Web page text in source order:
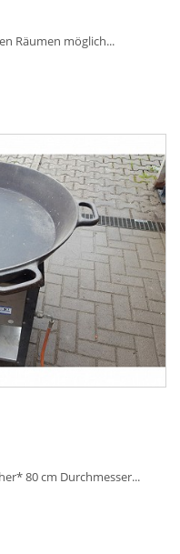
Räumen möglich...
80 cm Durchmesser...